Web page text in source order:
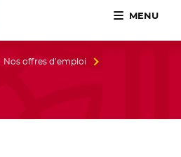
Occitanie / Pyrénées-Méditerranée
MENU
Nos offres d’emploi